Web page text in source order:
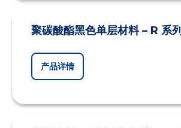
聚碳酸酯黑色单层材料 – R 系列
产品详情